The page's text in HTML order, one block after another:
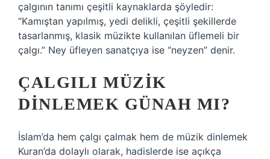
çalgının tanımı çeşitli kaynaklarda şöyledir:
“Kamıştan yapılmış, yedi delikli, çeşitli şekillerde
tasarlanmış, klasik müzikte kullanılan üflemeli bir
çalgı.” Ney üfleyen sanatçıya ise “neyzen” denir.
ÇALGILI MÜZIK
DINLEMEK GÜNAH MI?
İslam’da hem çalgı çalmak hem de müzik dinlemek
Kuran’da dolaylı olarak, hadislerde ise açıkça